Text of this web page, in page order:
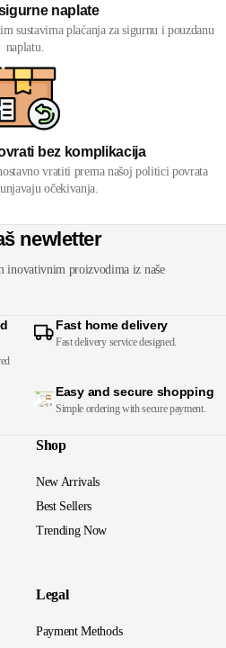
naplate
sustavima plaćanja za sigurnu i pouzdanu
naplatu.
bez komplikacija
vratiti prema našoj politici povrata
očekivanja.
newletter
inovativnim proizvodima iz naše
Fast home delivery
Fast delivery service designed.
Easy and secure shopping
Simple ordering with secure payment.
Shop
New Arrivals
Best Sellers
Trending Now
Legal
Payment Methods